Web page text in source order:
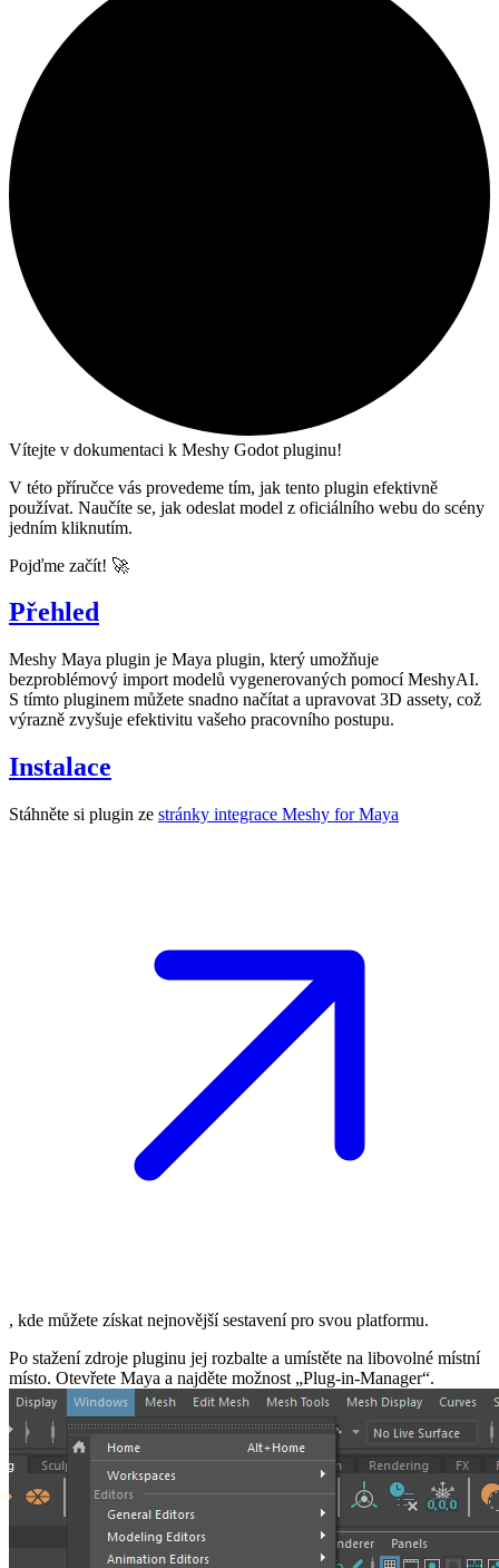
Vítejte v dokumentaci k Meshy Godot pluginu!
V této příručce vás provedeme tím, jak tento plugin efektivně
používat. Naučíte se, jak odeslat model z oficiálního webu do scény
jedním kliknutím.
Pojďme začít! 🚀
Přehled
Meshy Maya plugin je Maya plugin, který umožňuje
bezproblémový import modelů vygenerovaných pomocí MeshyAI.
S tímto pluginem můžete snadno načítat a upravovat 3D assety, což
výrazně zvyšuje efektivitu vašeho pracovního postupu.
Instalace
Stáhněte si plugin ze stránky integrace Meshy for Maya
, kde můžete získat nejnovější sestavení pro svou platformu.
Po stažení zdroje pluginu jej rozbalte a umístěte na libovolné místní
místo. Otevřete Maya a najděte možnost „Plug-in-Manager“.